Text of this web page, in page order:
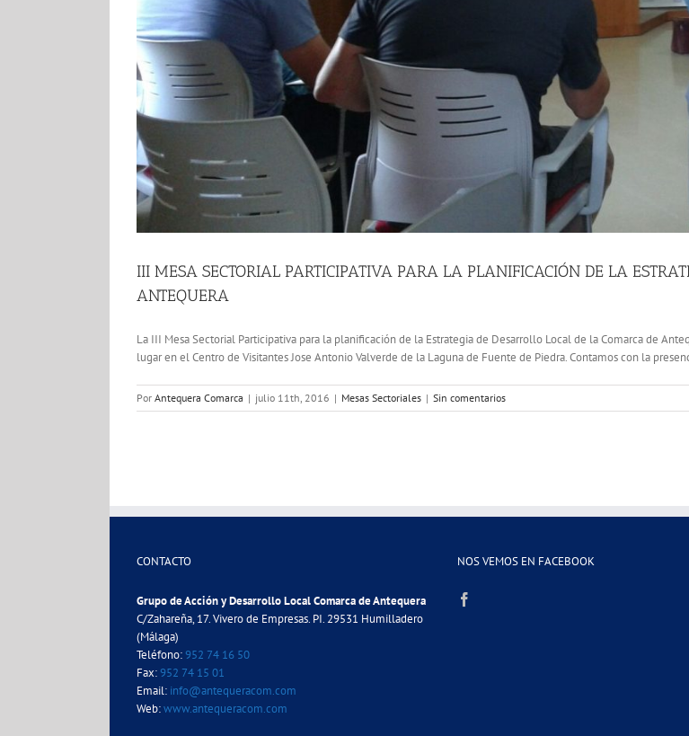
III MESA SECTORIAL PARTICIPATIVA PARA LA PLANIFICACIÓN DE LA
ANTEQUERA
La III Mesa Sectorial Participativa para la planificación de la Estrategia de Desarrollo Local de la Comarca de
lugar en el Centro de Visitantes Jose Antonio Valverde de la Laguna de Fuente de Piedra. Contamos con la
Por Antequera Comarca | julio 11th, 2016 | Mesas Sectoriales | Sin comentarios
CONTACTO
Grupo de Acción y Desarrollo Local Comarca de Antequera
C/Zahareña, 17. Vivero de Empresas. PI. 29531 Humilladero
(Málaga)
Teléfono:952 74 16 50
Fax:952 74 15 01
Email: info@antequeracom.com
Web:www.antequeracom.com
NOS VEMOS EN FACEBOOK